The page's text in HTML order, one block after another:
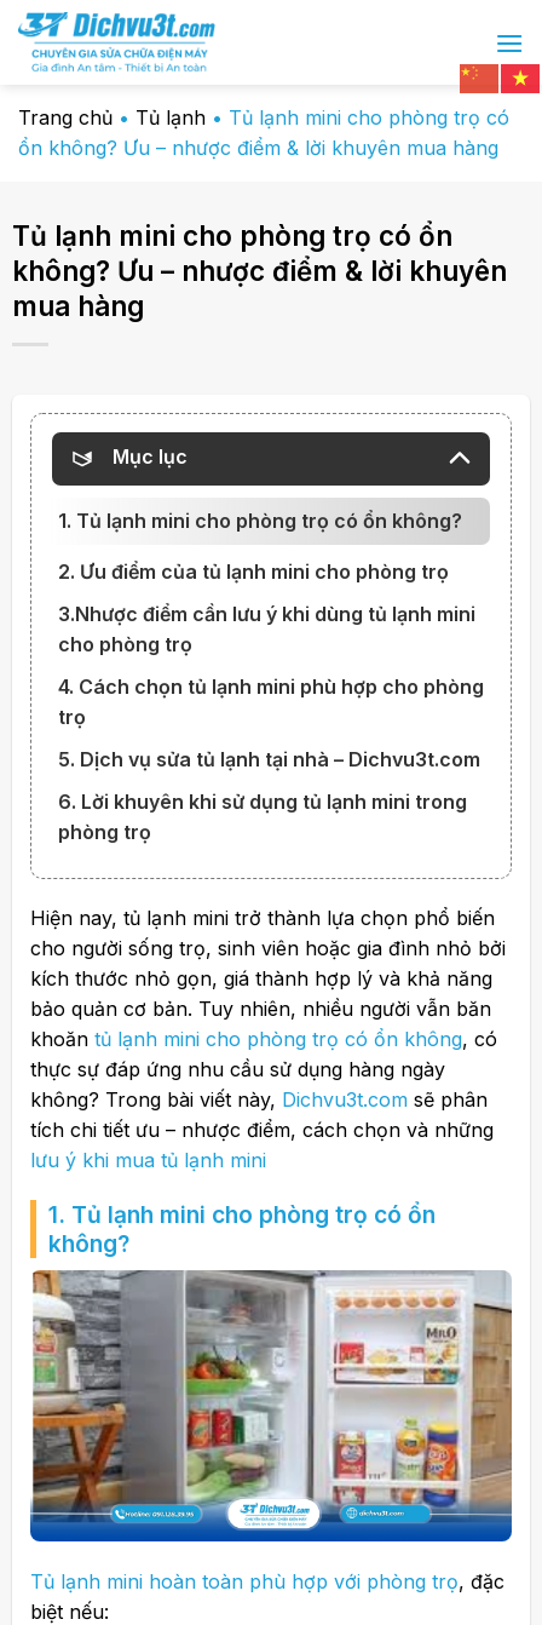
Chuyển
đến
dung
Trang chủ • Tủ lạnh • Tủ lạnh mini cho phòng trọ có
ổn không? Ưu – nhược điểm & lời khuyên mua hàng
Tủ lạnh mini cho phòng trọ có ổn
không? Ưu – nhược điểm & lời khuyên
mua hàng
Mục lục
1. Tủ lạnh mini cho phòng trọ có ổn không?
2. Ưu điểm của tủ lạnh mini cho phòng trọ
3.Nhược điểm cần lưu ý khi dùng tủ lạnh mini
cho phòng trọ
4. Cách chọn tủ lạnh mini phù hợp cho phòng
trọ
5. Dịch vụ sửa tủ lạnh tại nhà – Dichvu3t.com
6. Lời khuyên khi sử dụng tủ lạnh mini trong
phòng trọ
Hiện nay, tủ lạnh mini trở thành lựa chọn phổ biến
cho người sống trọ, sinh viên hoặc gia đình nhỏ bởi
kích thước nhỏ gọn, giá thành hợp lý và khả năng
bảo quản cơ bản. Tuy nhiên, nhiều người vẫn băn
khoăn tủ lạnh mini cho phòng trọ có ổn không, có
thực sự đáp ứng nhu cầu sử dụng hàng ngày
không? Trong bài viết này, Dichvu3t.comsẽ phân
tích chi tiết ưu – nhược điểm, cách chọn và những
lưu ý khi mua tủ lạnh mini
1. Tủ lạnh mini cho phòng trọ có ổn
không?
Tủ lạnh mini hoàn toàn phù hợp với phòng trọ, đặc
biệt nếu: